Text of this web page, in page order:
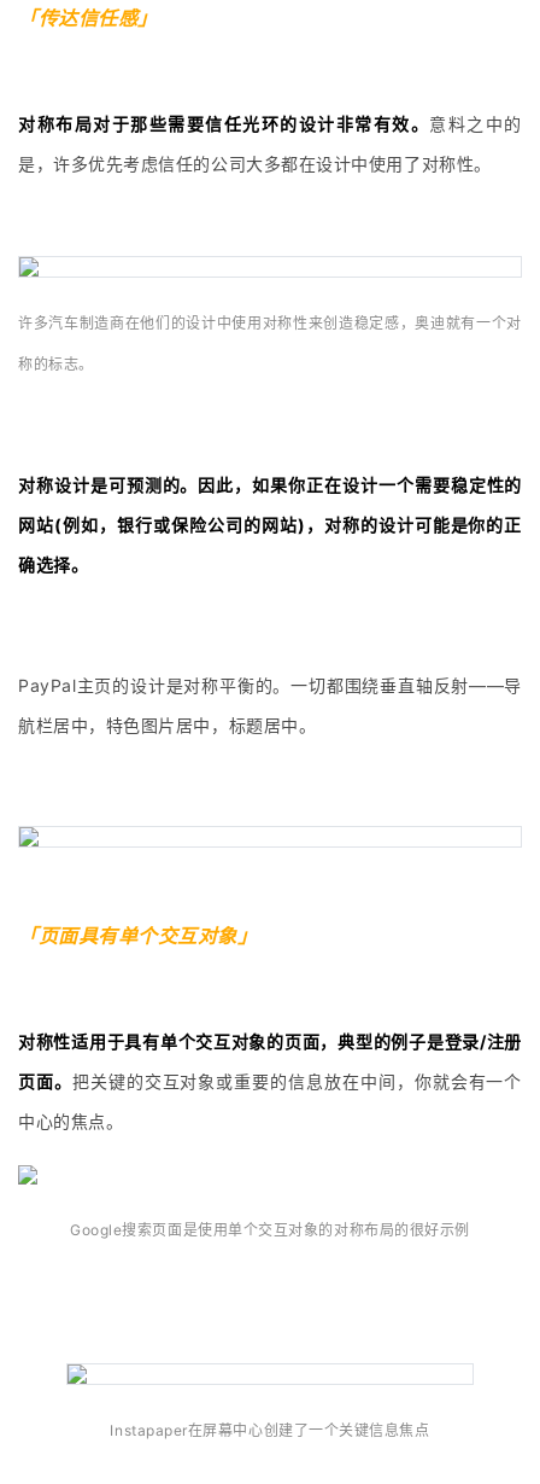
「传达信任感」
对称布局对于那些需要信任光环的设计非常有效。 意料之中的
是，许多优先考虑信任的公司大多都在设计中使用了对称性。
许多汽车制造商在他们的设计中使用对称性来创造稳定感，奥迪就有一个对
称的标志。
对称设计是可预测的。因此，如果你正在设计一个需要稳定性的
网站(例如，银行或保险公司的网站)，对称的设计可能是你的正
确选择。
PayPal主页的设计是对称平衡的。一切都围绕垂直轴反射——导
航栏居中，特色图片居中，标题居中。
「页面具有单个交互对象」
对称性适用于具有单个交互对象的页面，典型的例子是登录/注册
页面。 把关键的交互对象或重要的信息放在中间，你就会有一个
中心的焦点。
Google搜索页面是使用单个交互对象的对称布局的很好示例
Instapaper在屏幕中心创建了一个关键信息焦点